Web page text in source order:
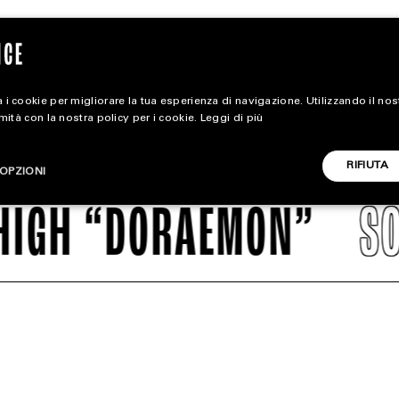
CARICA ALTRI
STYLE
i cookie per migliorare la tua esperienza di navigazione. Utilizzando il
con la nostra policy per i cookie. Leggi di più
RIFIUTA